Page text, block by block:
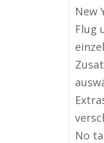
New
Flug
No